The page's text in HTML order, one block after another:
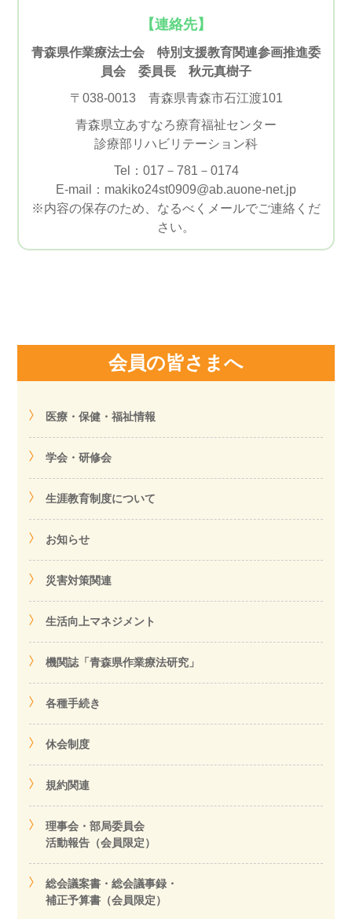
【連絡先】
青森県作業療法士会 特別支援教育関連参画推進委
員会 委員長 秋元真樹子
〒038-0013 青森県青森市石江渡101
青森県立あすなろ療育福祉センター
診療部リハビリテーション科
Tel：017－781－0174
E-mail：makiko24st0909@ab.auone-net.jp
※内容の保存のため、なるべくメールでご連絡くだ
さい。
会員の皆さまへ
医療・保健・福祉情報
学会・研修会
生涯教育制度について
お知らせ
災害対策関連
生活向上マネジメント
機関誌「青森県作業療法研究」
各種手続き
休会制度
規約関連
理事会・部局委員会
活動報告（会員限定）
総会議案書・総会議事録・
補正予算書（会員限定）